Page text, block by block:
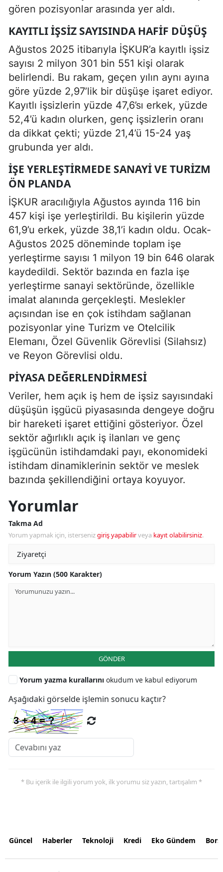
gören pozisyonlar arasında yer aldı.
KAYITLI İŞSIZ SAYISINDA HAFIF DÜŞÜŞ
Ağustos 2025 itibarıyla İŞKUR’a kayıtlı işsiz
sayısı 2 milyon 301 bin 551 kişi olarak
belirlendi. Bu rakam, geçen yılın aynı ayına
göre yüzde 2,97’lik bir düşüşe işaret ediyor.
Kayıtlı işsizlerin yüzde 47,6’sı erkek, yüzde
52,4’ü kadın olurken, genç işsizlerin oranı
da dikkat çekti; yüzde 21,4’ü 15-24 yaş
grubunda yer aldı.
İŞE YERLEŞTIRMEDE SANAYI VE TURIZM
ÖN PLANDA
İŞKUR aracılığıyla Ağustos ayında 116 bin
457 kişi işe yerleştirildi. Bu kişilerin yüzde
61,9’u erkek, yüzde 38,1’i kadın oldu. Ocak-
Ağustos 2025 döneminde toplam işe
yerleştirme sayısı 1 milyon 19 bin 646 olarak
kaydedildi. Sektör bazında en fazla işe
yerleştirme sanayi sektöründe, özellikle
imalat alanında gerçekleşti. Meslekler
açısından ise en çok istihdam sağlanan
pozisyonlar yine Turizm ve Otelcilik
Elemanı, Özel Güvenlik Görevlisi (Silahsız)
ve Reyon Görevlisi oldu.
PIYASA DEĞERLENDIRMESI
Veriler, hem açık iş hem de işsiz sayısındaki
düşüşün işgücü piyasasında dengeye doğru
bir hareketi işaret ettiğini gösteriyor. Özel
sektör ağırlıklı açık iş ilanları ve genç
işgücünün istihdamdaki payı, ekonomideki
istihdam dinamiklerinin sektör ve meslek
bazında şekillendiğini ortaya koyuyor.
Yorumlar
Takma Ad
Yorum yapmak için, istersenizgiriş yapabilirveya kayıt olabilirsiniz.
Yorum Yazın (500 Karakter)
GÖNDER
Yorum yazma kurallarını okudum ve kabul ediyorum
Aşağıdaki görselde işlemin sonucu kaçtır?
* Bu içerik ile ilgili yorum yok, ilk yorumu siz yazın, tartışalım *
Güncel Haberler Teknoloji Kredi Eko Gündem